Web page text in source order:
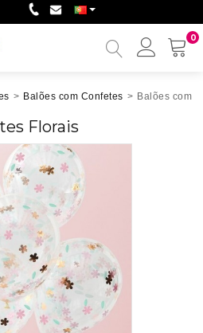
0
Minha
> Balões com Confetes > Balões com
Florais